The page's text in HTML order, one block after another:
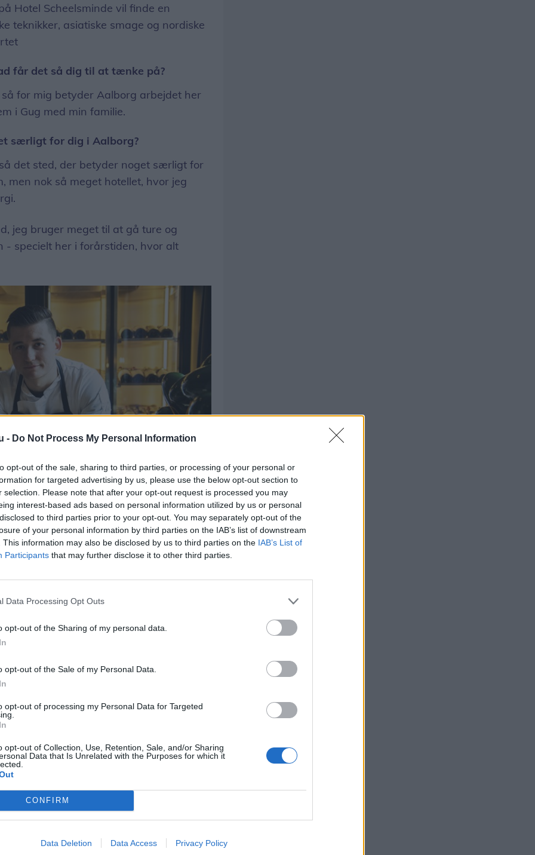
- Do Not Process My Personal Information
opt-out of the sale, sharing to third parties, or processing of your personal or
for targeted advertising by us, please use the below opt-out section to
selection. Please note that after your opt-out request is processed you may
interest-based ads based on personal information utilized by us or personal
to third parties prior to your opt-out. You may separately opt-out of the
of your personal information by third parties on the IAB’s list of downstream
This information may also be disclosed by us to third parties on the IAB’s List of
Participants that may further disclose it to other third parties.
Data Processing Opt Outs
opt-out of the Sharing of my personal data.
opt-out of the Sale of my Personal Data.
opt-out of processing my Personal Data for Targeted
opt-out of Collection, Use, Retention, Sale, and/or Sharing
Data that Is Unrelated with the Purposes for which it
CONFIRM
Data Deletion Data Access Privacy Policy
Hotel Scheelsminde vil finde en
teknikker, asiatiske smage og nordiske
får det så dig til at tænke på?
for mig betyder Aalborg arbejdet her
i Gug med min familie.
særligt for dig i Aalborg?
det sted, der betyder noget særligt for
men nok så meget hotellet, hvor jeg
jeg bruger meget til at gå ture og
- specielt her i forårstiden, hvor alt
mellem sine retter, men p.t. er det
vi modner i soja og griller med
og serverer med en sauce på
honning. Jeg synes, at den meget
have her på stedet; laksen, som er et
asiatiske islæt - lidt som sushi - og så
et meget dansk produkt, og
stammer fra Sydamerika med lime,
sammen og virkelig viser fusionsmad på
råvarerne arbejder sammen og danner
overdøver hinanden, men bare
Aalborgs restaurantliv?
(i Aalborg, red.)
på den danske restaurantscene,